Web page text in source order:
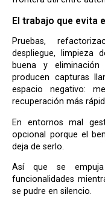
El trabajo que evita
Pruebas, refactorización, instrumentación, higiene de
despliegue, limpieza
buena y
producen capturas
espacio negativo:
recuperación más
En entornos mal gestionados, eso parece mantenimiento
opcional porque el
deja de serlo.
Así que se empuja a los equipos hacia salida de
funcionalidades
se pudre en silencio.